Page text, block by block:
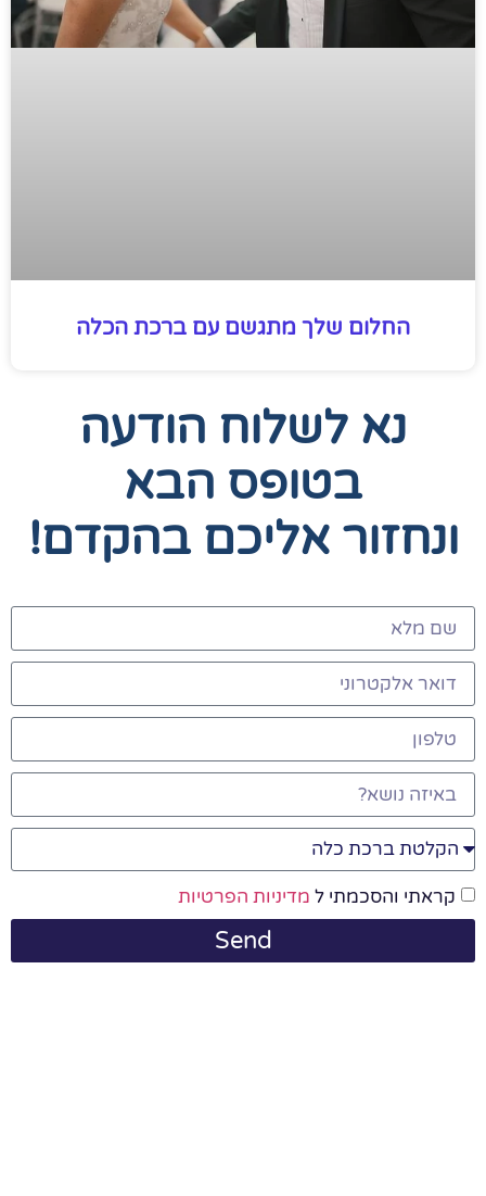
החלום שלך מתגשם עם ברכת הכלה
נא לשלוח הודעה
בטופס הבא
ונחזור אליכם בהקדם!
קראתי והסכמתי ל מדיניות הפרטיות
Send